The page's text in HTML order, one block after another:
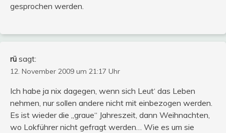
gesprochen werden.
rü sagt:
12. November 2009 um 21:17 Uhr
Ich habe ja nix dagegen, wenn sich Leut‘ das Leben
nehmen, nur sollen andere nicht mit einbezogen werden.
Es ist wieder die „graue“ Jahreszeit, dann Weihnachten,
wo Lokführer nicht gefragt werden… Wie es um sie